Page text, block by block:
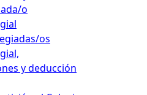
o
os
y deducción